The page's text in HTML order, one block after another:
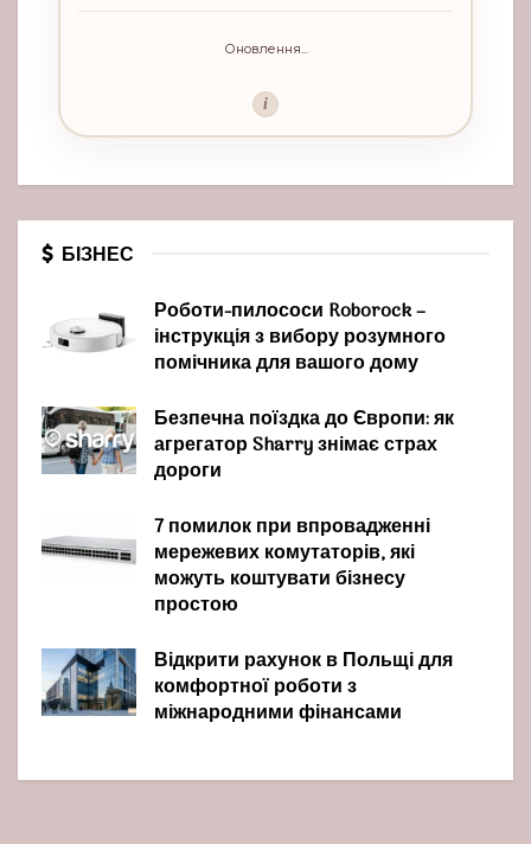
Оновлення...
i
БІЗНЕС
Роботи-пилососи Roborock –
інструкція з вибору розумного
помічника для вашого дому
Безпечна поїздка до Європи: як
агрегатор Sharry знімає страх
дороги
7 помилок при впровадженні
мережевих комутаторів, які
можуть коштувати бізнесу
простою
Відкрити рахунок в Польщі для
комфортної роботи з
міжнародними фінансами